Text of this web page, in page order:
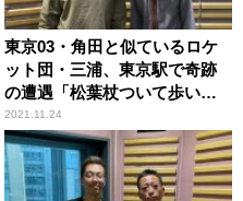
東京03・角田と似ているロケ
ット団・三浦、東京駅で奇跡
の遭遇「松葉杖ついて歩いて
たら角田さんが見えてきて、
松葉杖ついてるの（笑）」
2021.11.24